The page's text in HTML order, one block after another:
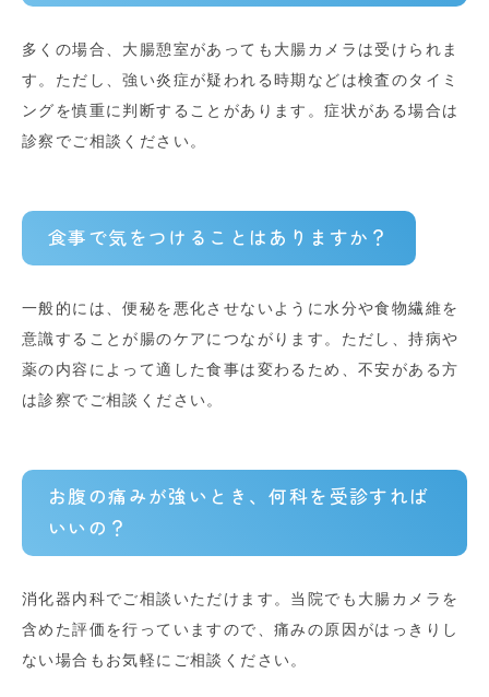
多くの場合、大腸憩室があっても大腸カメラは受けられま
す。ただし、強い炎症が疑われる時期などは検査のタイミ
ングを慎重に判断することがあります。症状がある場合は
診察でご相談ください。
食事で気をつけることはありますか？
一般的には、便秘を悪化させないように水分や食物繊維を
意識することが腸のケアにつながります。ただし、持病や
薬の内容によって適した食事は変わるため、不安がある方
は診察でご相談ください。
お腹の痛みが強いとき、何科を受診すれば
いいの？
消化器内科でご相談いただけます。当院でも大腸カメラを
含めた評価を行っていますので、痛みの原因がはっきりし
ない場合もお気軽にご相談ください。